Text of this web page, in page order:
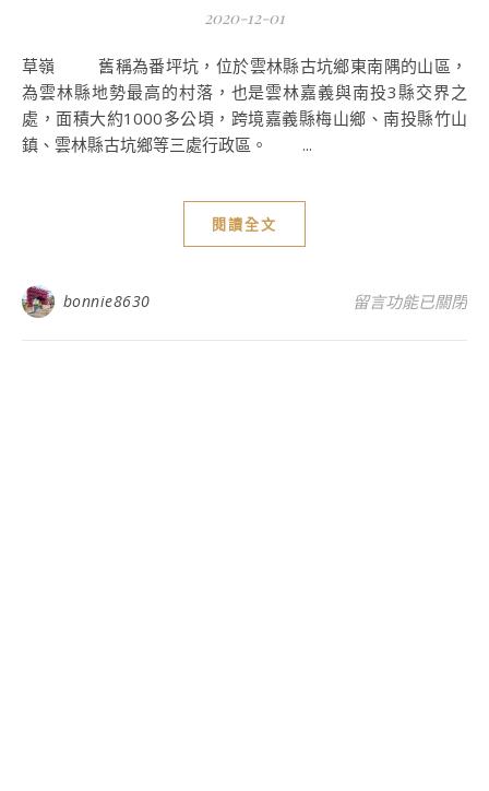
2020-12-01
草嶺 舊稱為番坪坑，位於雲林縣古坑鄉東南隅的山區，
為雲林縣地勢最高的村落，也是雲林嘉義與南投3縣交界之
處，面積大約1000多公頃，跨境嘉義縣梅山鄉、南投縣竹山
鎮、雲林縣古坑鄉等三處行政區。 ...
閱讀全文
bonnie8630 在〈草嶺山旅行-
留言功能已關閉